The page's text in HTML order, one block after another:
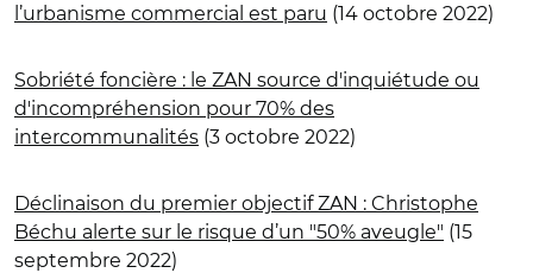
l’urbanisme commercial est paru (14 octobre 2022)
Sobriété foncière : le ZAN source d'inquiétude ou
d'incompréhension pour 70% des
intercommunalités (3 octobre 2022)
Déclinaison du premier objectif ZAN : Christophe
Béchu alerte sur le risque d’un "50% aveugle" (15
septembre 2022)